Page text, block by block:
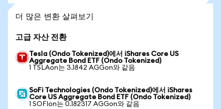
더 많은 변환 살펴보기
고급 자산 전환
Tesla (Ondo Tokenized)에서 iShares Core US
Aggregate Bond ETF (Ondo Tokenized)
1 TSLAon는 3.1842 AGGon와 같음
SoFi Technologies (Ondo Tokenized)에서 iShares
Core US Aggregate Bond ETF (Ondo Tokenized)
1 SOFIon는 0.182317 AGGon와 같음